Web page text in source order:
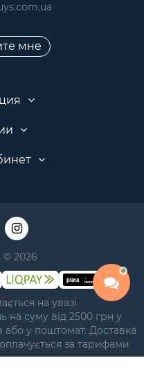
мне
© 2026
на увазі
на суму від 2500 грн у
або у поштомат. Доставка
за тарифами